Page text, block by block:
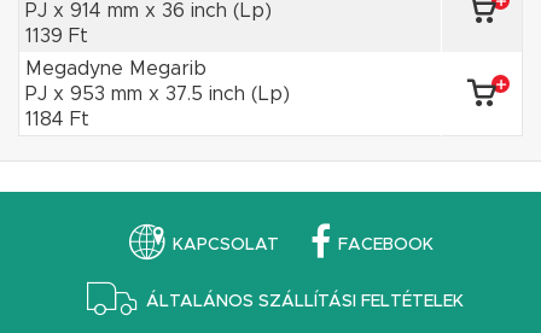
PJ x 914 mm x 36 inch (Lp)
1139 Ft
Megadyne Megarib
PJ x 953 mm x 37.5 inch (Lp)
1184 Ft
KAPCSOLAT FACEBOOK
ÁLTALÁNOS SZÁLLÍTÁSI FELTÉTELEK